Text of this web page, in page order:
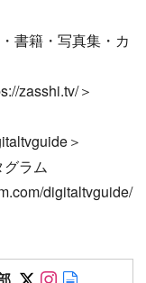
書籍・写真集・カ
zasshi.tv/＞
＞
グラム
digitaltvguide/
Follow on
Follow on